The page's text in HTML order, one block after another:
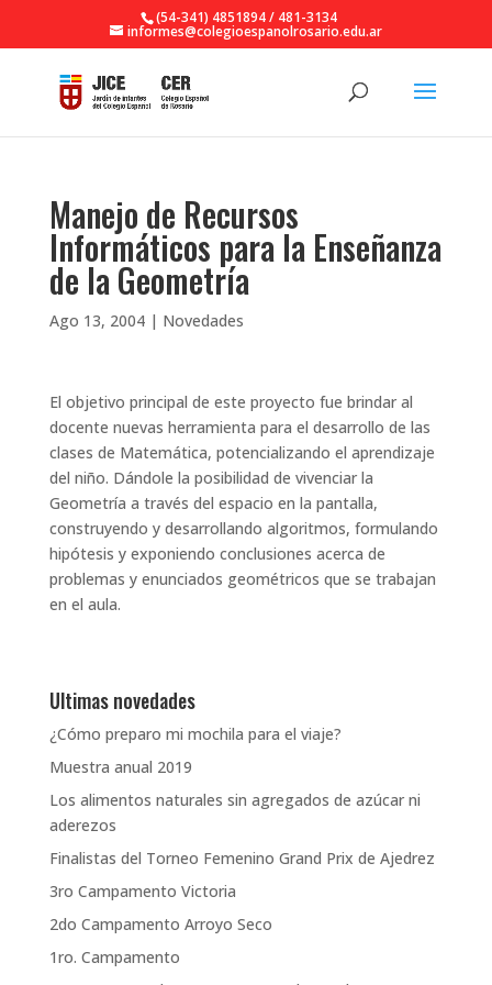
(54-341) 4851894 / 481-3134
informes@colegioespanolrosario.edu.ar
Manejo de Recursos
Informáticos para la Enseñanza
de la Geometría
Ago 13, 2004| Novedades
El objetivo principal de este proyecto fue brindar al
docente nuevas herramienta para el desarrollo de las
clases de Matemática, potencializando el aprendizaje
del niño. Dándole la posibilidad de vivenciar la
Geometría a través del espacio en la pantalla,
construyendo y desarrollando algoritmos, formulando
hipótesis y exponiendo conclusiones acerca de
problemas y enunciados geométricos que se trabajan
en el aula.
Ultimas novedades
¿Cómo preparo mi mochila para el viaje?
Muestra anual 2019
Los alimentos naturales sin agregados de azúcar ni
aderezos
Finalistas del Torneo Femenino Grand Prix de Ajedrez
3ro Campamento Victoria
2do Campamento Arroyo Seco
1ro. Campamento